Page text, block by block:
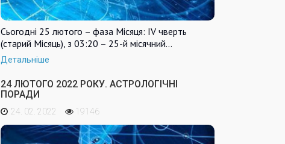
Сьогодні 25 лютого – фаза Місяця: IV чверть
(старий Місяць), з 03:20 – 25-й місячний…
Детальніше
24 ЛЮТОГО 2022 РОКУ. АСТРОЛОГІЧНІ
ПОРАДИ
24. 02. 2022 19146